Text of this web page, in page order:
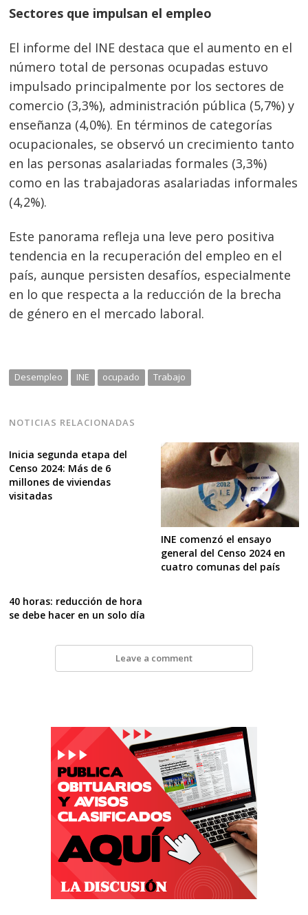
Sectores que impulsan el empleo
El informe del INE destaca que el aumento en el
número total de personas ocupadas estuvo
impulsado principalmente por los sectores de
comercio (3,3%), administración pública (5,7%) y
enseñanza (4,0%). En términos de categorías
ocupacionales, se observó un crecimiento tanto
en las personas asalariadas formales (3,3%)
como en las trabajadoras asalariadas informales
(4,2%).
Este panorama refleja una leve pero positiva
tendencia en la recuperación del empleo en el
país, aunque persisten desafíos, especialmente
en lo que respecta a la reducción de la brecha
de género en el mercado laboral.
Desempleo INE ocupado Trabajo
NOTICIAS RELACIONADAS
Inicia segunda etapa del
Censo 2024: Más de 6
millones de viviendas
visitadas
INE comenzó el ensayo
general del Censo 2024 en
cuatro comunas del país
40 horas: reducción de hora
se debe hacer en un solo día
Leave a comment
Navegación
de
entradas